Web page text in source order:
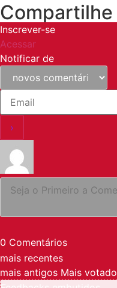
Compartilhe
Inscrever-se
Acessar
Notificar de
0 Comentários
mais recentes
mais antigos Mais votado